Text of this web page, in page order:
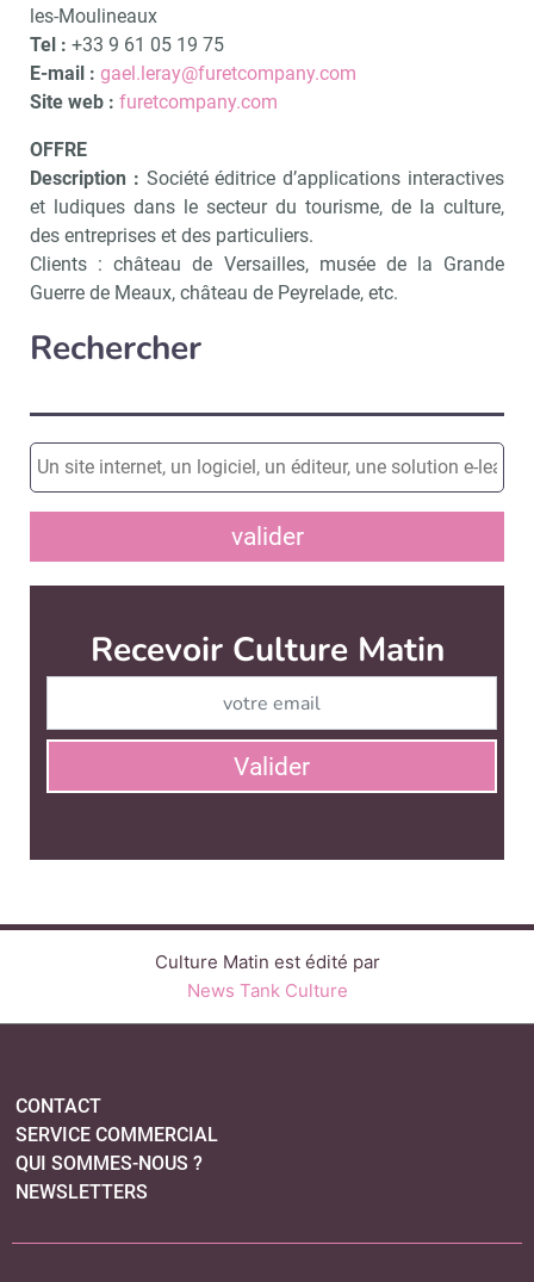
les-Moulineaux
Tel : +33 9 61 05 19 75
E-mail : gael.leray@furetcompany.com
Site web : furetcompany.com
OFFRE
Description : Société éditrice d’applications interactives
et ludiques dans le secteur du tourisme, de la culture,
des entreprises et des particuliers.
Clients : château de Versailles, musée de la Grande
Guerre de Meaux, château de Peyrelade, etc.
Rechercher
valider
Recevoir Culture Matin
Valider
Culture Matin est édité par
News Tank Culture
CONTACT
SERVICE COMMERCIAL
QUI SOMMES-NOUS ?
NEWSLETTERS